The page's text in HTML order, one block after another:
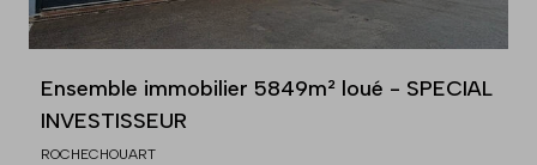
Ensemble immobilier 5849m² loué - SPECIAL
INVESTISSEUR
ROCHECHOUART